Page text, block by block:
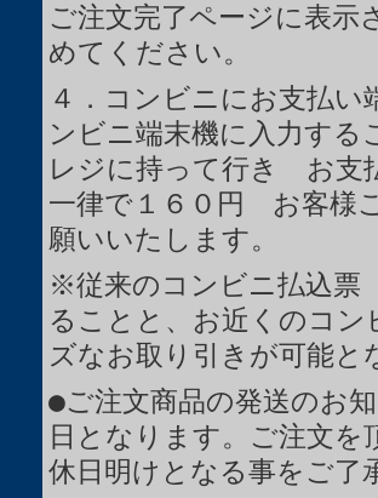
ご注文完了ページに表
めてください。
４．コンビニにお支払
ンビニ端末機に入力す
レジに持って行き お支
一律で１６０円 お客様
願いいたします。
※従来のコンビニ払込票
ることと、お近くのコ
ズなお取り引きが可能
●ご注文商品の発送のお
日となります。ご注文を
休日明けとなる事をご了